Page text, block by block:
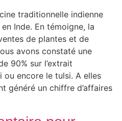
traditionnelle indienne
Inde. En témoigne, la
de plantes et de
avons constaté une
90% sur l’extrait
ou encore le tulsi. A elles
généré un chiffre d’affaires